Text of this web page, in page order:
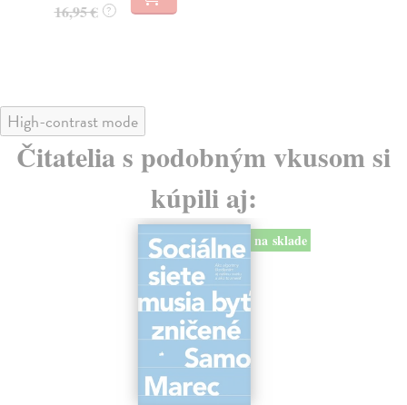
16,95 € ?
High-contrast mode
Čitatelia s podobným vkusom si
kúpili aj:
na sklade